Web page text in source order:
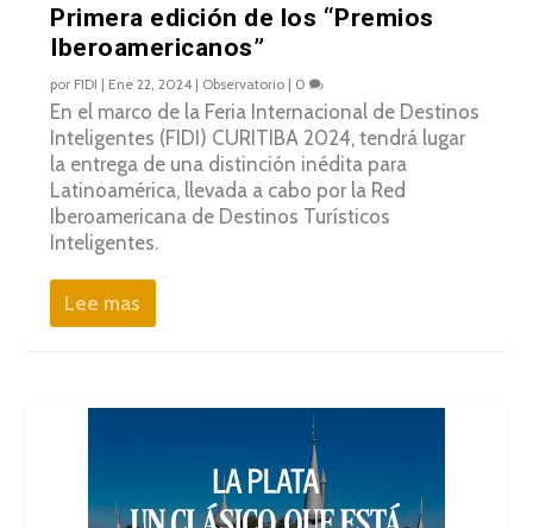
Primera edición de los “Premios
Iberoamericanos”
por FIDI | Ene 22, 2024 | Observatorio | 0
En el marco de la Feria Internacional de Destinos
Inteligentes (FIDI) CURITIBA 2024, tendrá lugar
la entrega de una distinción inédita para
Latinoamérica, llevada a cabo por la Red
Iberoamericana de Destinos Turísticos
Inteligentes.
Lee mas